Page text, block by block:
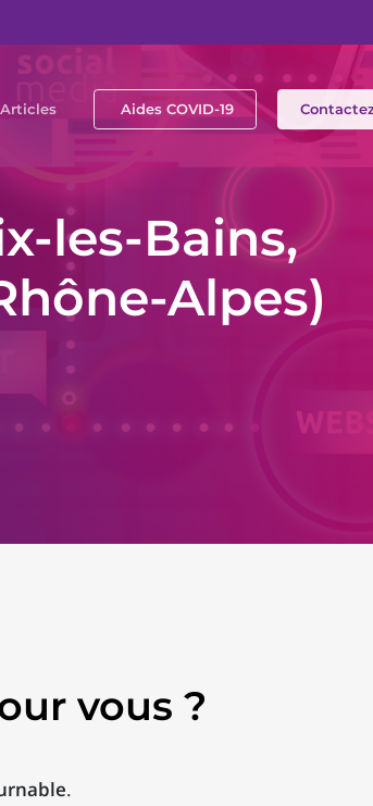
Articles Aides COVID-19
les-Bains,
Alpes)
vous ?
.